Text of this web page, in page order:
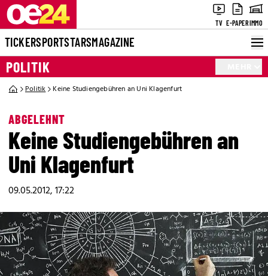
TV E-PAPERIMMO
TICKERSPORTSTARSMAGAZINE
POLITIK
Politik Keine Studiengebühren an Uni Klagenfurt
ABGELEHNT
Keine Studiengebühren an
Uni Klagenfurt
09.05.2012, 17:22